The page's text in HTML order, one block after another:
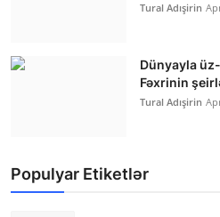
Tural Adışirin
Dünyayla
Fəxrinin
Tural Adışirin
Populyar Etiketlər